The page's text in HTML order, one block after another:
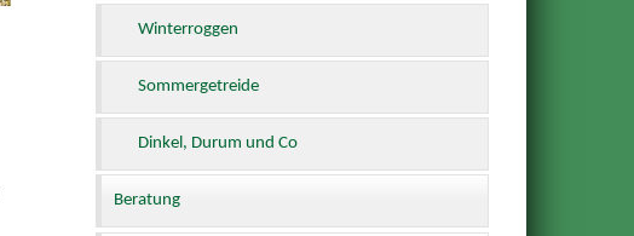
Winterroggen
Sommergetreide
Dinkel, Durum und Co
Beratung